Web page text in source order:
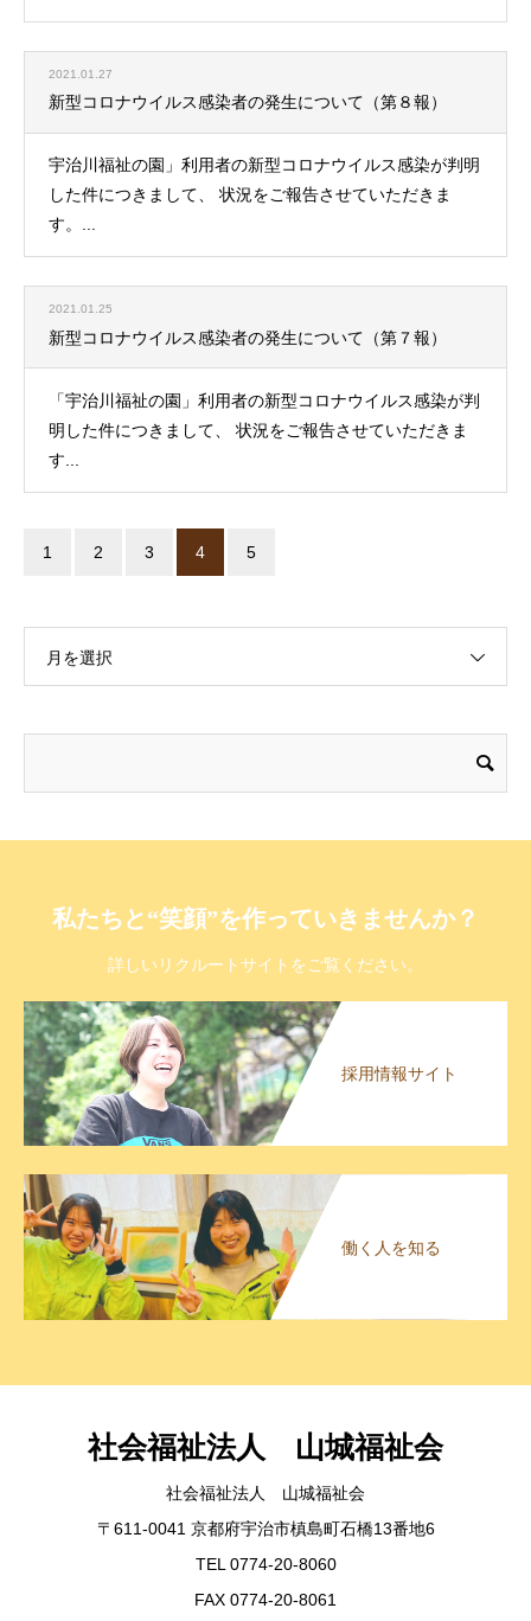
2021.01.27
新型コロナウイルス感染者の発生について（第８報）
宇治川福祉の園」利用者の新型コロナウイルス感染が判明
した件につきまして、 状況をご報告させていただきま
す。...
2021.01.25
新型コロナウイルス感染者の発生について（第７報）
「宇治川福祉の園」利用者の新型コロナウイルス感染が判
明した件につきまして、 状況をご報告させていただきま
す...
1 2 3 4 5
月を選択
私たちと“笑顔”を作っていきませんか？
詳しいリクルートサイトをご覧ください。
採用情報サイト
働く人を知る
社会福祉法人 山城福祉会
社会福祉法人 山城福祉会
〒611-0041 京都府宇治市槙島町石橋13番地6
TEL 0774-20-8060
FAX 0774-20-8061